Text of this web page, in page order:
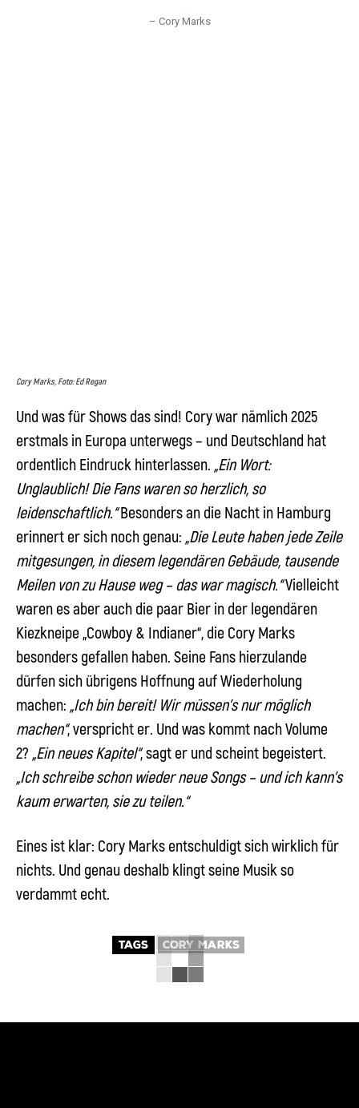
– Cory Marks
Cory Marks, Foto: Ed Regan
Und was für Shows das sind! Corywar nämlich 2025
erstmals in Europa unterwegs – und Deutschland hat
ordentlich Eindruck hinterlassen. „Ein Wort:
Unglaublich! Die Fans waren so herzlich, so
leidenschaftlich.“Besonders an die Nacht in Hamburg
erinnert er sich noch genau: „Die Leute haben jede Zeile
mitgesungen, in diesem legendären Gebäude, tausende
Meilen von zu Hause weg – das war magisch.“Vielleicht
waren es aber auch die paar Bier in der legendären
Kiezkneipe „Cowboy & Indianer“, die Cory Marks
besonders gefallen haben. Seine Fans hierzulande
dürfen sich übrigens Hoffnung auf Wiederholung
machen: „Ich bin bereit! Wir müssen’s nur möglich
machen“, verspricht er. Und was kommt nach Volume
2? „Ein neues Kapitel“, sagt er und scheint begeistert.
„Ich schreibe schon wieder neue Songs – und ich kann’s
kaum erwarten, sie zu teilen.“
Eines ist klar: Cory Marks entschuldigt sich wirklich für
nichts. Und genau deshalb klingt seine Musik so
verdammt echt.
TAGS CORY MARKS